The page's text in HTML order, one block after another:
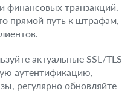
финансовых транзакций.
прямой путь к штрафам,
актуальные SSL/TLS-
аутентификацию,
регулярно обновляйте